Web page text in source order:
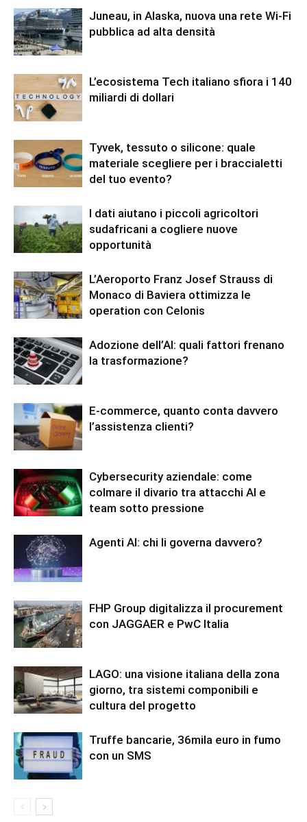
Juneau, in Alaska, nuova una rete Wi-Fi
pubblica ad alta densità
L’ecosistema Tech italiano sfiora i 140
miliardi di dollari
Tyvek, tessuto o silicone: quale
materiale scegliere per i braccialetti
del tuo evento?
I dati aiutano i piccoli agricoltori
sudafricani a cogliere nuove
opportunità
L’Aeroporto Franz Josef Strauss di
Monaco di Baviera ottimizza le
operation con Celonis
Adozione dell’AI: quali fattori frenano
la trasformazione?
E-commerce, quanto conta davvero
l’assistenza clienti?
Cybersecurity aziendale: come
colmare il divario tra attacchi AI e
team sotto pressione
Agenti AI: chi li governa davvero?
FHP Group digitalizza il procurement
con JAGGAER e PwC Italia
LAGO: una visione italiana della zona
giorno, tra sistemi componibili e
cultura del progetto
Truffe bancarie, 36mila euro in fumo
con un SMS